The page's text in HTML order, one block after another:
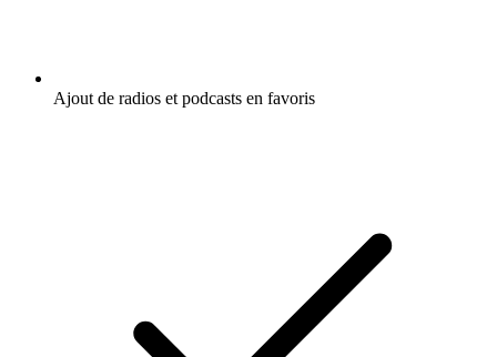
Ajout de radios et podcasts en favoris